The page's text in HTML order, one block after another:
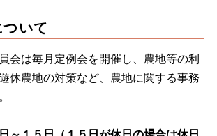
いて
会は毎月定例会を開催し、農地等の利
休農地の対策など、農地に関する事務